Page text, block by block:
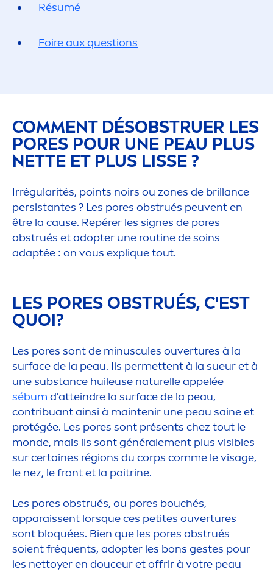
Résumé
Foire aux questions
COMMENT DÉSOBSTRUER LES
PORES POUR UNE PEAU PLUS
NETTE ET PLUS LISSE ?
Irrégularités, points noirs ou zones de brillance
persistantes ? Les pores obstrués peuvent en
être la cause. Repérer les signes de pores
obstrués et adopter une routine de soins
adaptée : on vous explique tout.
LES PORES OBSTRUÉS, C'EST
QUOI?
Les pores sont de minuscules ouvertures à la
surface de la peau. Ils permettent à la sueur et à
une substance huileuse naturelle appelée
sébum d'atteindre la surface de la peau,
contribuant ainsi à maintenir une peau saine et
protégée. Les pores sont présents chez tout le
monde, mais ils sont généralement plus visibles
sur certaines régions du corps comme le visage,
le nez, le front et la poitrine.
Les pores obstrués, ou pores bouchés,
apparaissent lorsque ces petites ouvertures
sont bloquées. Bien que les pores obstrués
soient fréquents, adopter les bons gestes pour
les nettoyer en douceur et offrir à votre peau